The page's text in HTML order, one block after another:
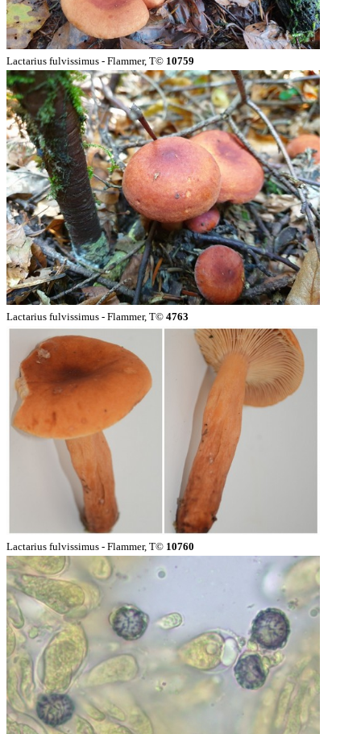
Lactarius fulvissimus - Flammer, T© 10759
Lactarius fulvissimus - Flammer, T© 4763
Lactarius fulvissimus - Flammer, T© 10760